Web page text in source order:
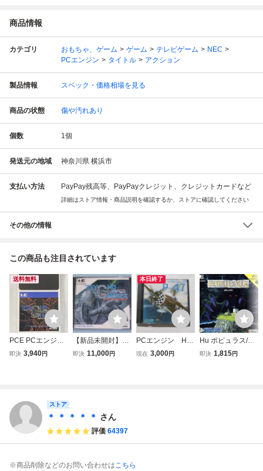
商品情報
カテゴリ おもちゃ、ゲーム ゲーム テレビゲーム
NEC
PCエンジン
タイトル アクション
製品情報 スペック・価格相場を見る
商品の状態 傷や汚れあり
個数 1個
発送元の地域 神奈川県 横浜市
支払い方法 PayPay残高等、PayPayクレジット、クレジットカードなど
詳細はストア情報・商品説明を確認するか、ストアに確認してください
その他の情報
この商品も注目されています
送料無料
PCE PCエンジン
Huカード サイコ
即決 3,940円
【新品未開封】N
EC PCエンジン サ
即決 11,000円
本日終了
PCエンジン Hu
カード P-47
現在 3,000円
Hu ポピュラス/PC
エンジン
即決 1,815円
ストア
＊ ＊ ＊ ＊ ＊ さん
評価 64397
※商品削除などのお問い合わせはこちら